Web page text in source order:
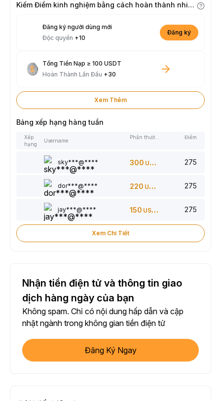
Kiếm Điểm kinh nghiệm bằng cách hoàn thành nhiệm vụ
Đăng ký người dùng mới
Độc quyền +10
Đăng ký
Tổng Tiền Nạp ≥ 100 USDT
Hoàn Thành Lần Đầu +30
Xem Thêm
Bảng xếp hạng hàng tuần
Xếp
hạng
Username
Điểm
sky***@**** 300 USDT 275
dor***@**** 220 USDT 275
jay***@**** 150 USDT 275
Xem Chi Tiết
Nhận tiền điện tử và thông tin giao
dịch hàng ngày của bạn
Không spam. Chỉ có nội dung hấp dẫn và cập
nhật ngành trong không gian tiền điện tử
Đăng Ký Ngay